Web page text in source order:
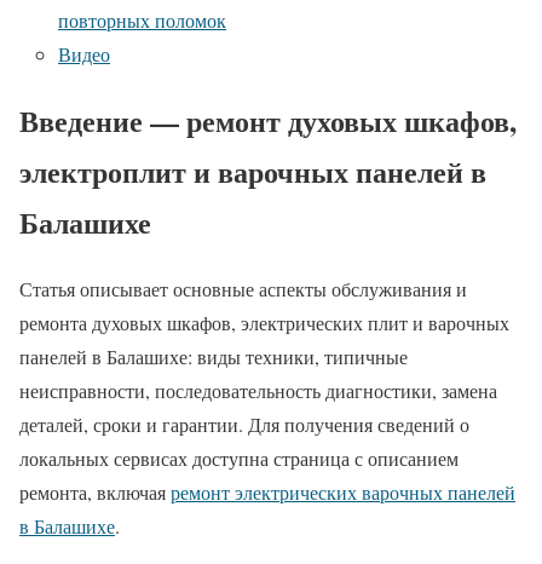
повторных поломок
Видео
Введение — ремонт духовых шкафов,
электроплит и варочных панелей в
Балашихе
Статья описывает основные аспекты обслуживания и
ремонта духовых шкафов, электрических плит и варочных
панелей в Балашихе: виды техники, типичные
неисправности, последовательность диагностики, замена
деталей, сроки и гарантии. Для получения сведений о
локальных сервисах доступна страница с описанием
ремонта, включаяремонт электрических варочных панелей
в Балашихе.